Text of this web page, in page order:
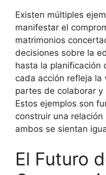
Existen múltiples
manifestar el
matrimonios
decisiones sobre la
hasta la planificación
cada acción refleja
partes de colaborar
Estos ejemplos son
construir una
ambos se sientan
El Futuro